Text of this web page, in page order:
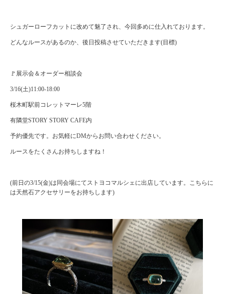
シュガーローフカットに改めて魅了され、今回多めに仕入れております。
どんなルースがあるのか、後日投稿させていただきます(目標)
🚩展示会＆オーダー相談会
3/16(土)11:00-18:00
桜木町駅前コレットマーレ5階
有隣堂STORY STORY CAFE内
予約優先です。お気軽にDMからお問い合わせください。
ルースをたくさんお持ちしますね！
(前日の3/15(金)は同会場にてストヨコマルシェに出店しています。こちらに
は天然石アクセサリーをお持ちします)